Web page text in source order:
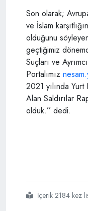
Son olarak;
ve İslam
olduğunu
geçtiğimiz
Suçları ve
Portalımız
2021 yılında Yurt
Alan Saldırılar
olduk.’’ dedi.
#yurt
#dışındaki
#türk
#varlığını
#hedef
#alan
#saldırılar
#raporu
#yayımlandı
İçerik 2184 kez